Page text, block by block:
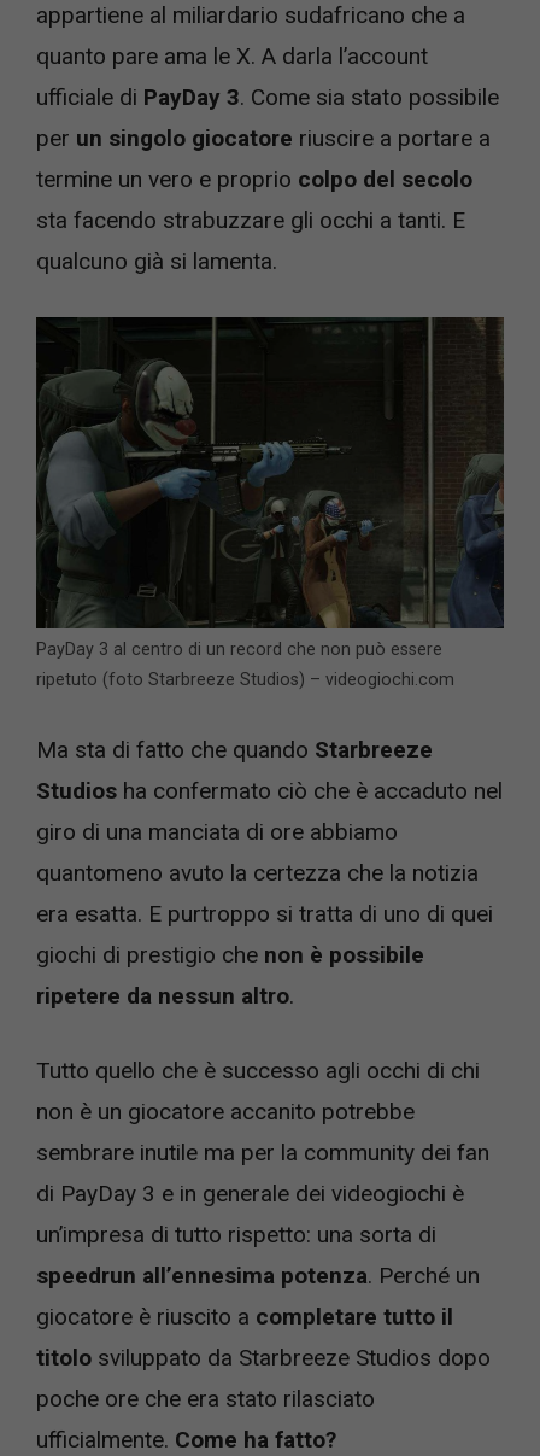
appartiene al miliardario sudafricano che a
quanto pare ama le X. A darla l’account
ufficiale di PayDay 3. Come sia stato possibile
per un singolo giocatore riuscire a portare a
termine un vero e proprio colpo del secolo
sta facendo strabuzzare gli occhi a tanti. E
qualcuno già si lamenta.
PayDay 3 al centro di un record che non può essere
ripetuto (foto Starbreeze Studios) – videogiochi.com
Ma sta di fatto che quando Starbreeze
Studios ha confermato ciò che è accaduto nel
giro di una manciata di ore abbiamo
quantomeno avuto la certezza che la notizia
era esatta. E purtroppo si tratta di uno di quei
giochi di prestigio che non è possibile
ripetere da nessun altro.
Tutto quello che è successo agli occhi di chi
non è un giocatore accanito potrebbe
sembrare inutile ma per la community dei fan
di PayDay 3 e in generale dei videogiochi è
un’impresa di tutto rispetto: una sorta di
speedrun all’ennesima potenza. Perché un
giocatore è riuscito a completare tutto il
titolo sviluppato da Starbreeze Studios dopo
poche ore che era stato rilasciato
ufficialmente. Come ha fatto?